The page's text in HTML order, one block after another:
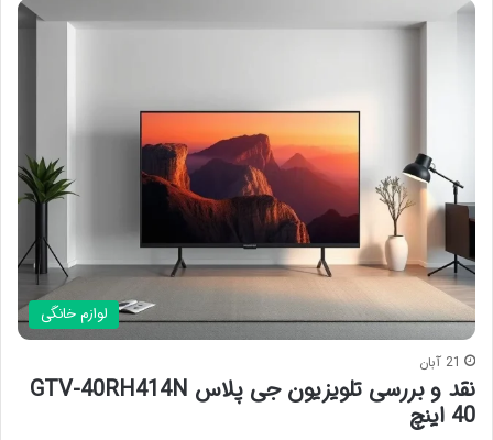
لوازم خانگی
21 آبان
نقد و بررسی تلویزیون جی پلاس GTV-40RH414N
40 اینچ